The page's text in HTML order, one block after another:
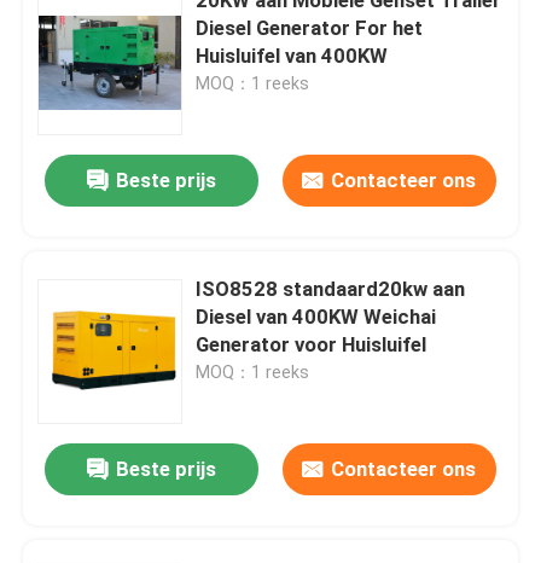
Diesel Generator For het
Huisluifel van 400KW
MOQ：1 reeks
Beste prijs Contacteer ons
ISO8528 standaard20kw aan
Diesel van 400KW Weichai
Generator voor Huisluifel
MOQ：1 reeks
Beste prijs Contacteer ons